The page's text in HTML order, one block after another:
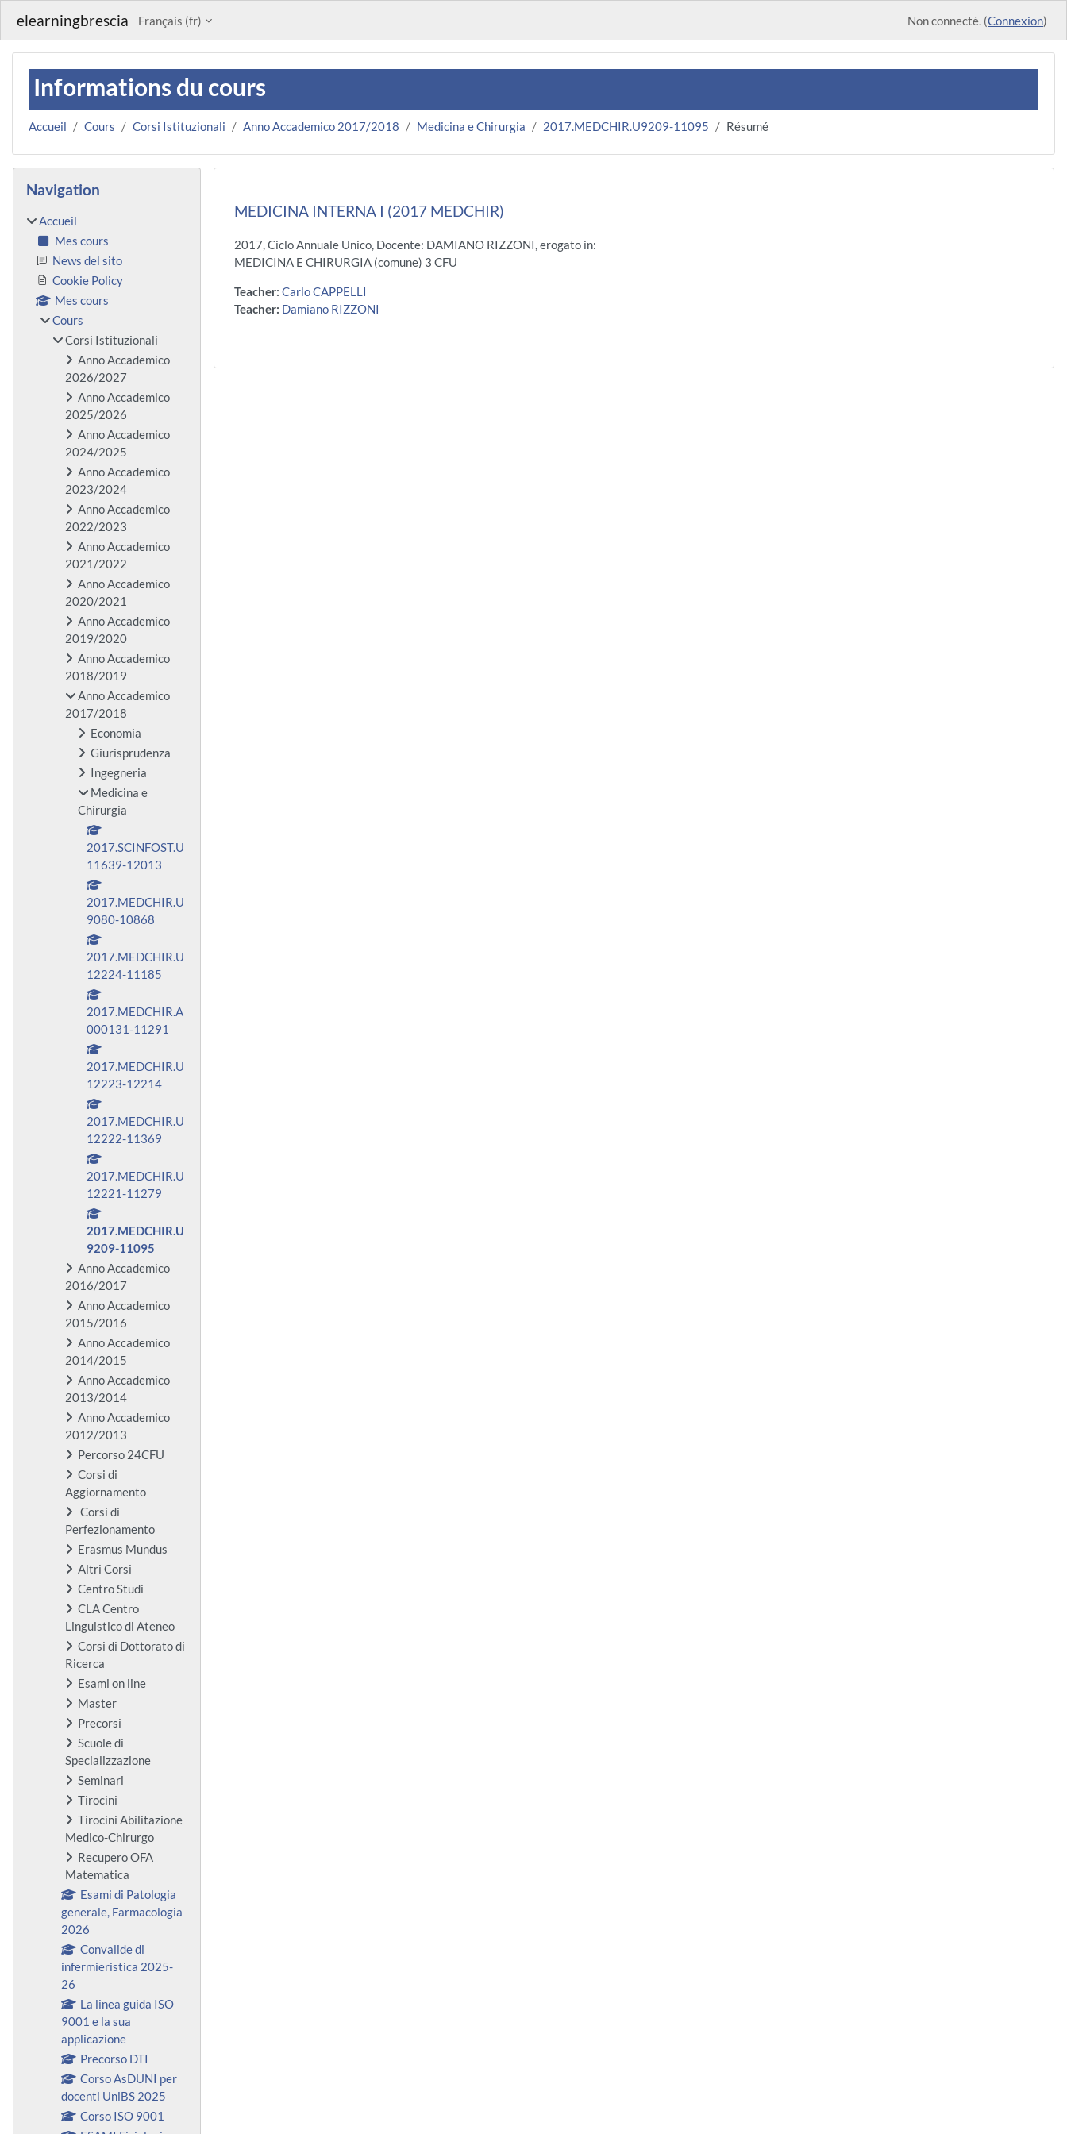
elearningbrescia Français ‎(fr)‎ Non connecté. (Connexion)
Informations du cours
Accueil Cours Corsi Istituzionali Anno Accademico 2017/2018 Medicina e Chirurgia 2017.MEDCHIR.U9209-11095 Résumé
MEDICINA INTERNA I (2017 MEDCHIR)
2017, Ciclo Annuale Unico, Docente: DAMIANO RIZZONI, erogato in:
MEDICINA E CHIRURGIA (comune) 3 CFU
Teacher: Carlo CAPPELLI
Teacher: Damiano RIZZONI
Blocs
Navigation
Accueil
Mes cours
News del sito
Cookie Policy
Mes cours
Cours
Corsi Istituzionali
Anno Accademico
2026/2027
Anno Accademico
2025/2026
Anno Accademico
2024/2025
Anno Accademico
2023/2024
Anno Accademico
2022/2023
Anno Accademico
2021/2022
Anno Accademico
2020/2021
Anno Accademico
2019/2020
Anno Accademico
2018/2019
Anno Accademico
2017/2018
Economia
Giurisprudenza
Ingegneria
Medicina e
Chirurgia
2017.SCINFOST.U
11639-12013
2017.MEDCHIR.U
9080-10868
2017.MEDCHIR.U
12224-11185
2017.MEDCHIR.A
000131-11291
2017.MEDCHIR.U
12223-12214
2017.MEDCHIR.U
12222-11369
2017.MEDCHIR.U
12221-11279
2017.MEDCHIR.U
9209-11095
Anno Accademico
2016/2017
Anno Accademico
2015/2016
Anno Accademico
2014/2015
Anno Accademico
2013/2014
Anno Accademico
2012/2013
Percorso 24CFU
Corsi di
Aggiornamento
Corsi di
Perfezionamento
Erasmus Mundus
Altri Corsi
Centro Studi
CLA Centro
Linguistico di Ateneo
Corsi di Dottorato di
Ricerca
Esami on line
Master
Precorsi
Scuole di
Specializzazione
Seminari
Tirocini
Tirocini Abilitazione
Medico-Chirurgo
Recupero OFA
Matematica
Esami di Patologia
generale, Farmacologia
2026
Convalide di
infermieristica 2025-
26
La linea guida ISO
9001 e la sua
applicazione
Precorso DTI
Corso AsDUNI per
docenti UniBS 2025
Corso ISO 9001